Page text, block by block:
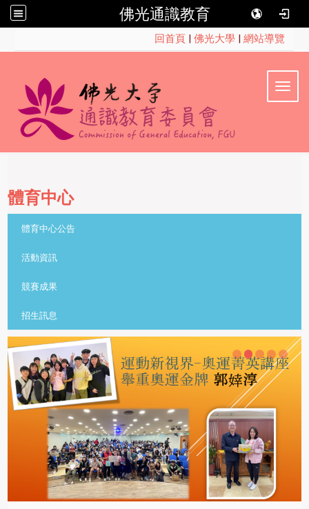
佛光通識教育
回首頁| 佛光大學| 網站導覽
體育中心
體育中心公告
活動資訊
競賽成果
招生訊息